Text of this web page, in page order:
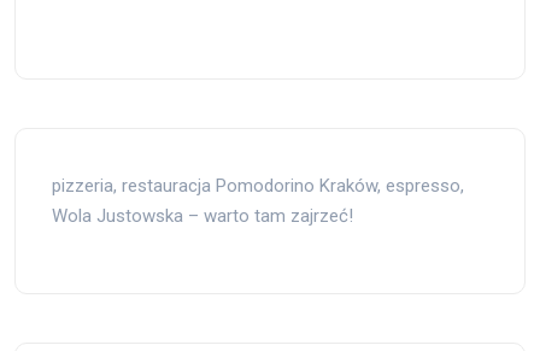
pizzeria, restauracja Pomodorino Kraków, espresso,
Wola Justowska – warto tam zajrzeć!